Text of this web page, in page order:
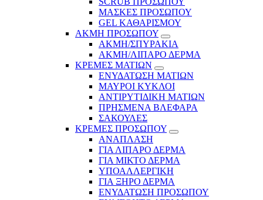
ΜΑΣΚΕΣ ΠΡΟΣΩΠΟΥ
GEL ΚΑΘΑΡΙΣΜΟΥ
ΑΚΜΗ ΠΡΟΣΩΠΟΥ
ΑΚΜΗ/ΣΠΥΡΑΚΙΑ
ΑΚΜΗ/ΛΙΠΑΡΟ ΔΕΡΜΑ
ΚΡΕΜΕΣ ΜΑΤΙΩΝ
ΕΝΥΔΑΤΩΣΗ ΜΑΤΙΩΝ
ΜΑΥΡΟΙ ΚΥΚΛΟΙ
ΑΝΤΙΡΥΤΙΔΙΚΗ ΜΑΤΙΩΝ
ΠΡΗΣΜΕΝΑ ΒΛΕΦΑΡΑ
ΣΑΚΟΥΛΕΣ
ΚΡΕΜΕΣ ΠΡΟΣΩΠΟΥ
ΑΝΑΠΛΑΣΗ
ΓΙΑ ΛΙΠΑΡΟ ΔΕΡΜΑ
ΓΙΑ ΜΙΚΤΟ ΔΕΡΜΑ
ΥΠΟΑΛΛΕΡΓΙΚΗ
ΓΙΑ ΞΗΡΟ ΔΕΡΜΑ
ΕΝΥΔΑΤΩΣΗ ΠΡΟΣΩΠΟΥ